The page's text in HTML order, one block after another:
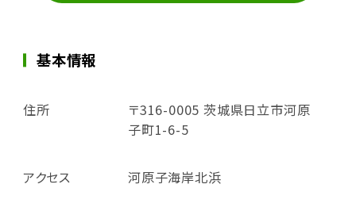
基本情報
住所
〒316-0005 茨城県日立市河原
子町1-6-5
アクセス 河原子海岸北浜